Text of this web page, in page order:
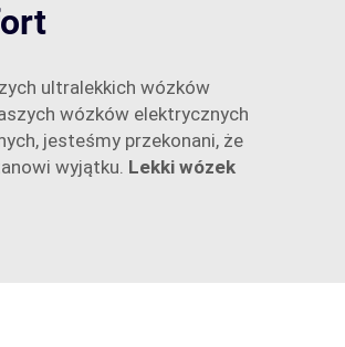
ultralekkich wózków
wózków elektrycznych
jesteśmy przekonani, że
wyjątku. Lekki wózek